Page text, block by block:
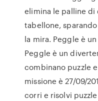
elimina le palline di
tabellone,
la mira. Peggle è
Peggle è un
combinano puzzle
missione è 27/09/
corri e risolvi